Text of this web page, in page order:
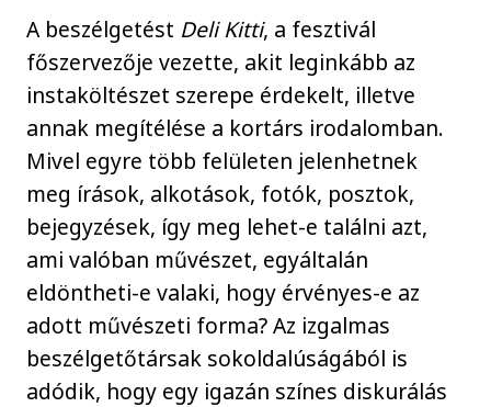
A beszélgetést Deli Kitti, a fesztivál
főszervezője vezette, akit leginkább az
instaköltészet szerepe érdekelt, illetve
annak megítélése a kortárs irodalomban.
Mivel egyre több felületen jelenhetnek
meg írások, alkotások, fotók, posztok,
bejegyzések, így meg lehet-e találni azt,
ami valóban művészet, egyáltalán
eldöntheti-e valaki, hogy érvényes-e az
adott művészeti forma? Az izgalmas
beszélgetőtársak sokoldalúságából is
adódik, hogy egy igazán színes diskurálás